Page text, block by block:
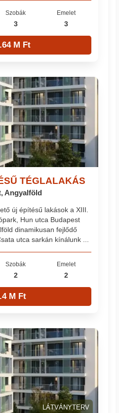
Szobák
3
Emelet
3
M Ft
TÉGLALAKÁS
Angyalföld
új építésű lakások a XIII.
Hun utca Budapest
dinamikusan fejlődő
utca sarkán kínálunk ...
Szobák
2
Emelet
2
M Ft
LÁTVÁNYTERV